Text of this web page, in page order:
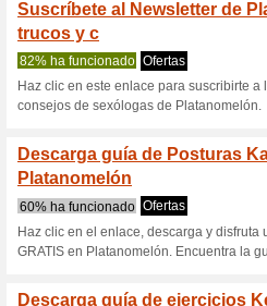
Consigue
Ofertas
Consigue tu
Hasta 65